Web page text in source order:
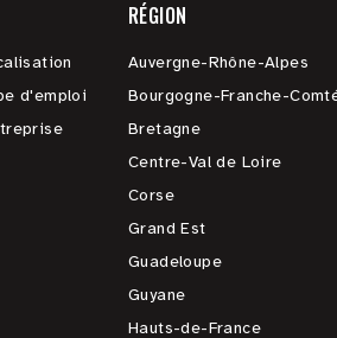
d'emploi
RÉGION
Auvergne-Rhône-Alpes
Bourgogne-Franche-
Bretagne
Centre-Val de Loire
Corse
Grand Est
Guadeloupe
Guyane
Hauts-de-France